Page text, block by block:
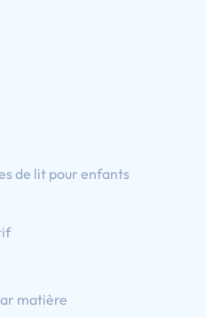
de lit pour enfants
matière